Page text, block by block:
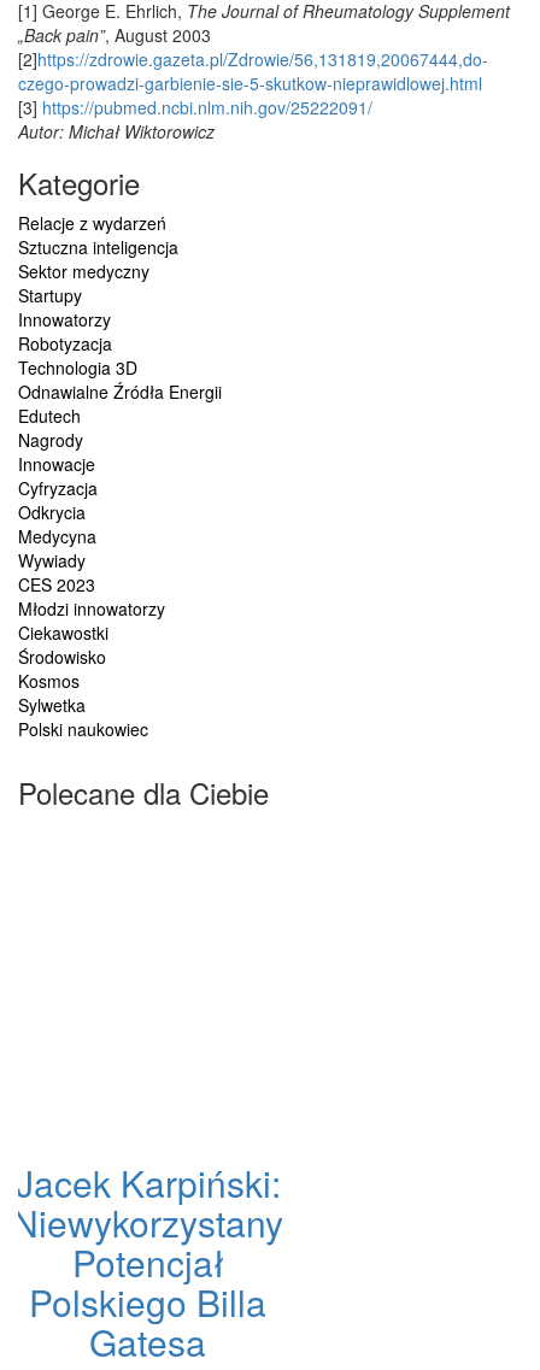
[1] George E. Ehrlich, The Journal of Rheumatology Supplement
„Back pain”, August 2003
[2]https://zdrowie.gazeta.pl/Zdrowie/56,131819,20067444,do-
czego-prowadzi-garbienie-sie-5-skutkow-nieprawidlowej.html
[3] https://pubmed.ncbi.nlm.nih.gov/25222091/
Autor: Michał Wiktorowicz
Kategorie
Relacje z wydarzeń
Sztuczna inteligencja
Sektor medyczny
Startupy
Innowatorzy
Robotyzacja
Technologia 3D
Odnawialne Źródła Energii
Edutech
Nagrody
Innowacje
Cyfryzacja
Odkrycia
Medycyna
Wywiady
CES 2023
Młodzi innowatorzy
Ciekawostki
Środowisko
Kosmos
Sylwetka
Polski naukowiec
Polecane dla Ciebie
Jacek Karpiński:
Niewykorzystany
Potencjał
Polskiego Billa
Gatesa